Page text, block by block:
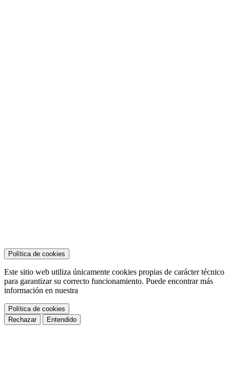
Política de cookies
Este sitio web utiliza únicamente cookies propias de carácter técnico
para garantizar su correcto funcionamiento. Puede encontrar más
información en nuestra
Política de cookies
Rechazar
Entendido